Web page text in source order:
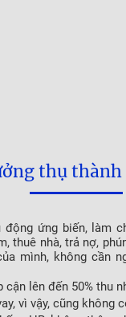
thụ
ứng biến, làm
thuê nhà, trả nợ,
mình, không cần
lên đến 50% thu
vì vậy, cũng không